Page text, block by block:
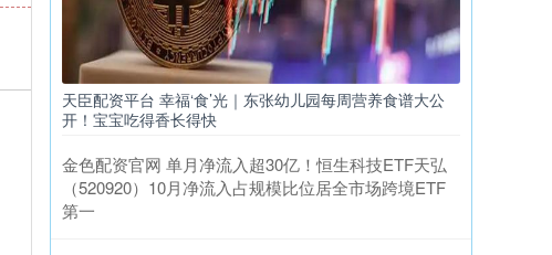
天臣配资平台 幸福‘食’光｜东张幼儿园每周营养食谱大公
开！宝宝吃得香长得快
金色配资官网 单月净流入超30亿！恒生科技ETF天弘
（520920）10月净流入占规模比位居全市场跨境ETF
第一